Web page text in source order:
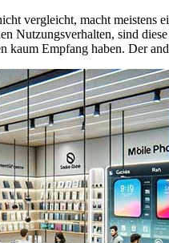
vergleicht, macht meistens
Nutzungsverhalten, sind
kaum Empfang haben. Der